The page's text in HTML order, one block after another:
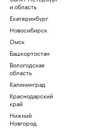
и область
Екатеринбург
Новосибирск
Омск
Башкортостан
Вологодская
область
Калининград
Краснодарский
край
Нижний
Новгород